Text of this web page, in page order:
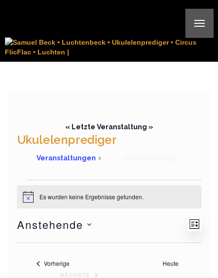
« Letzte Veranstaltung »
Ukulelenprediger
Veranstaltungen
Veranstaltungen
HinweisEs wurden keine Ergebnisse gefunden.
LISTE
Anstehende
VorherigeVeranstaltungen Heute
NÄCHSTE